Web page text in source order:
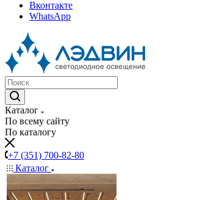
Вконтакте
WhatsApp
Каталог
По всему сайту
По каталогу
+7 (351) 700-82-80
Каталог